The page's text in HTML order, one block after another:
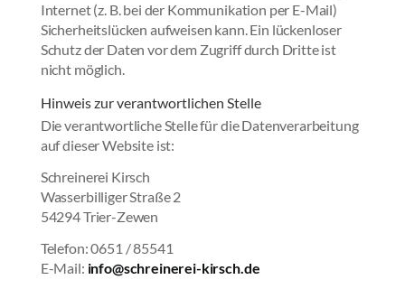
Internet (z. B. bei der Kommunikation per E-Mail)
Sicherheitslücken aufweisen kann. Ein lückenloser
Schutz der Daten vor dem Zugriff durch Dritte ist
nicht möglich.
Hinweis zur verantwortlichen Stelle
Die verantwortliche Stelle für die Datenverarbeitung
auf dieser Website ist:
Schreinerei Kirsch
Wasserbilliger Straße 2
54294 Trier-Zewen
Telefon: 0651 / 85541
E-Mail: info@schreinerei-kirsch.de